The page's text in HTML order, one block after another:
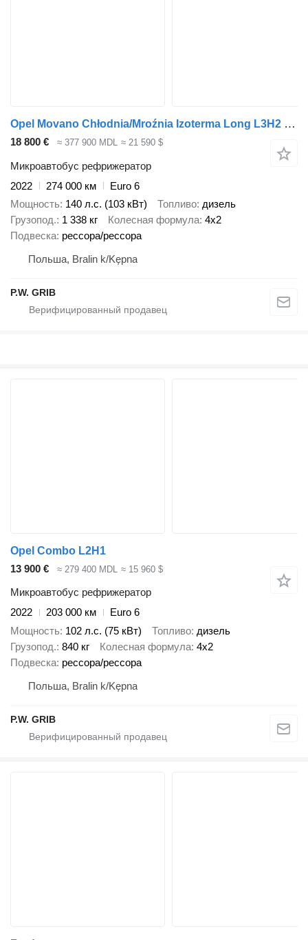
Opel Movano Chłodnia/Mroźnia Izoterma Long L3H2 Maxi Salon PL, Jeden
18 800 € ≈ 377 900 MDL ≈ 21 590 $
Микроавтобус рефрижератор
2022
274 000 км
Euro 6
Мощность 140 л.с. (103 кВт) Топливо дизель
Грузопод. 1 338 кг Колесная формула 4x2
Подвеска рессора/рессора
Польша, Bralin k/Kępna
P.W. GRIB
Opel Combo L2H1
13 900 €
≈ 279 400 MDL ≈ 15 960 $
Микроавтобус рефрижератор
2022
203 000 км
Euro 6
Мощность 102 л.с. (75 кВт) Топливо дизель
Грузопод. 840 кг Колесная формула 4x2
Подвеска рессора/рессора
Польша, Bralin k/Kępna
P.W. GRIB